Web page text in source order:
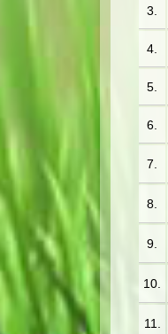
3.
4.
5.
6.
7.
8.
9.
10.
11.